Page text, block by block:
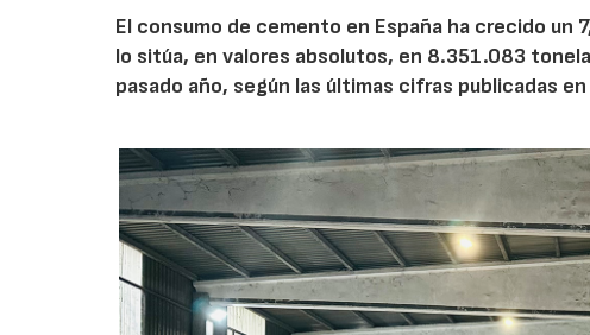
El consumo de cemento en España ha crecido un
lo sitúa, en valores absolutos, en 8.351.083
pasado año, según las últimas cifras publicadas